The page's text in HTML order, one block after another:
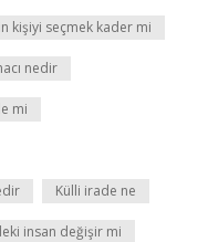
kişiyi seçmek kader mi
nedir
mi
Külli irade ne
insan değişir mi